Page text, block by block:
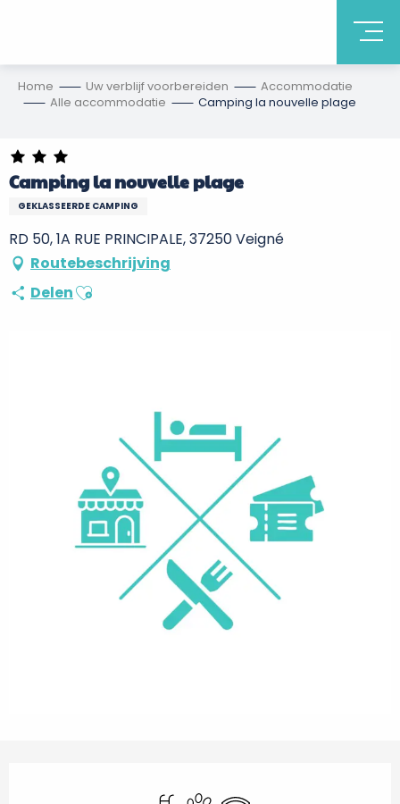
Home Uw verblijf voorbereiden
Accommodatie
Alle accommodatie
Camping la nouvelle plage
Camping la nouvelle plage
GEKLASSEERDE CAMPING
RD 50, 1A RUE PRINCIPALE, 37250 Veigné
Routebeschrijving
DelenAjouter aux favoris
ZwembadDieren toegelaten
Wifi